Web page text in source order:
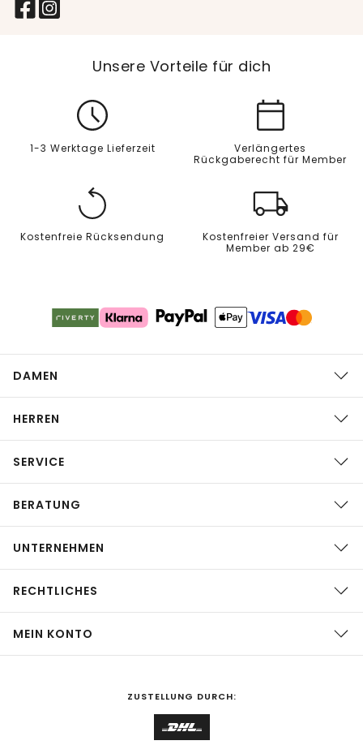
Unsere Vorteile für dich
1-3 Werktage Lieferzeit
Verlängertes
Rückgaberecht für Member
Kostenfreie Rücksendung
Kostenfreier Versand für
Member ab 29€
DAMEN
HERREN
SERVICE
BERATUNG
UNTERNEHMEN
RECHTLICHES
MEIN KONTO
ZUSTELLUNG DURCH: